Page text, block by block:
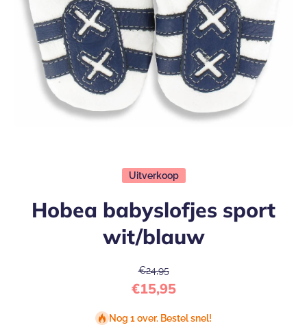
Uitverkoop
Hobea babyslofjes sport
wit/blauw
€24,95
€15,95
Nog 1 over. Bestel snel!